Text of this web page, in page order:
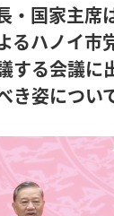
・国家主席
るハノイ市
する会議に
き姿につい